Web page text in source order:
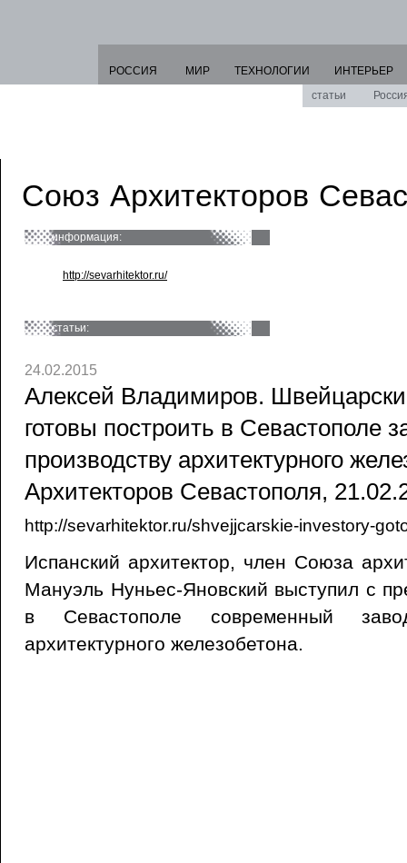
РОССИЯ МИР ТЕХНОЛОГИИ
ИНТЕРЬЕР
статьи
Союз Архитекторов
информация:
http://sevarhitektor.ru/
статьи:
24.02.2015
Алексей Владимиров.
готовы построить в Севастополе
производству архитектурного
Архитекторов Севастополя,
http://sevarhitektor.ru/shvejjcarskie-investory-
Испанский архитектор, член Союза
Мануэль Нуньес-Яновский выступил с
в Севастополе современный
архитектурного железобетона.